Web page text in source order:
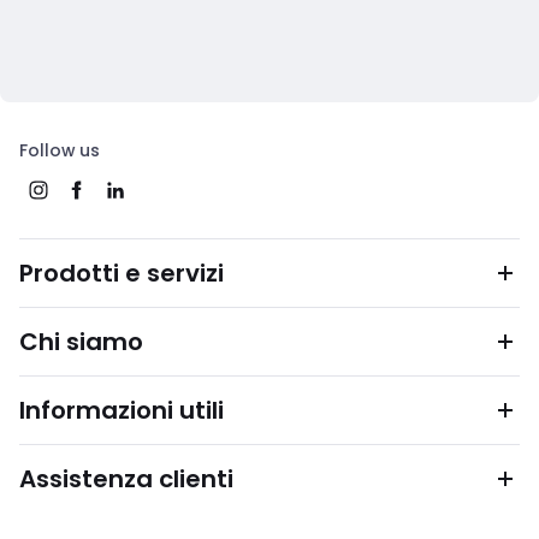
Follow us
Prodotti e servizi
Chi siamo
Informazioni utili
Assistenza clienti